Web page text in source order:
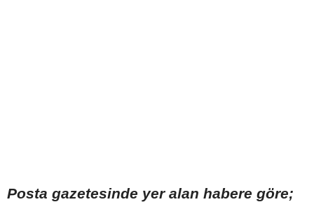
Posta gazetesinde yer alan habere göre;